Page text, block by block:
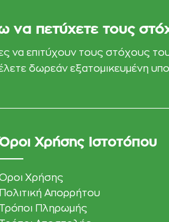
να πετύχετε τους
να επιτύχουν τους στόχους
δωρεάν εξατομικευμένη
Χρήσης Ιστοτόπου
Χρήσης
Πολιτική Απορρήτου
Τρόποι Πληρωμής